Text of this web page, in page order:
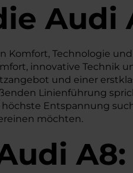
Audi
Komfort, Technologie
innovative Technik
und einer
Linienführung
Entspannung
möchten.
A8: